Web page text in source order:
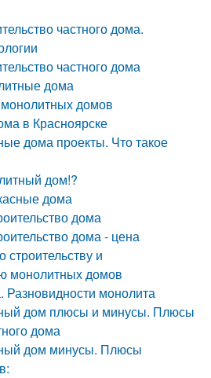
частного дома.
частного дома
дома
домов
в Красноярске
дома проекты. Что такое
дом!?
дома
дома
дома - цена
строительству и
монолитных домов
Разновидности монолита
дом плюсы и минусы. Плюсы
дома
дом минусы. Плюсы